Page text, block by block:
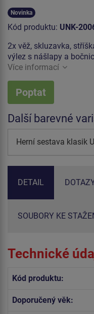
Novinka
Kód produktu: UNK-
2x věž, skluzavka,
výlez s nášlapy a
Více informací
Poptat
Další barevné
Herní sestava klasik
DETAIL
SOUBORY KE
Technické
Kód produktu:
Doporučený věk: